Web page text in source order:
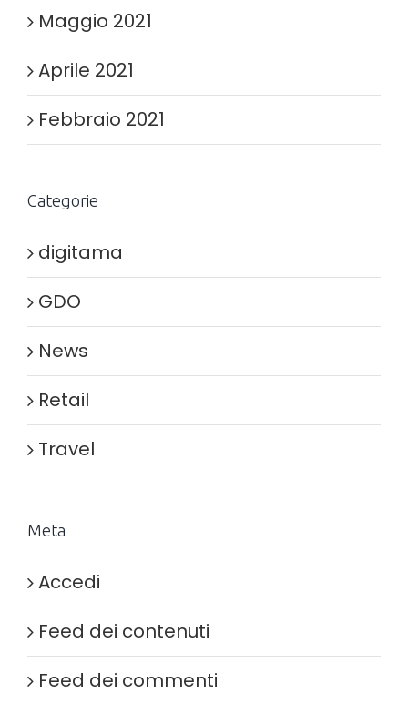
Maggio 2021
Aprile 2021
Febbraio 2021
Categorie
digitama
GDO
News
Retail
Travel
Meta
Accedi
Feed dei contenuti
Feed dei commenti